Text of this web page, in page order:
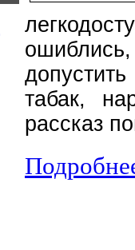
табак,
рассказ